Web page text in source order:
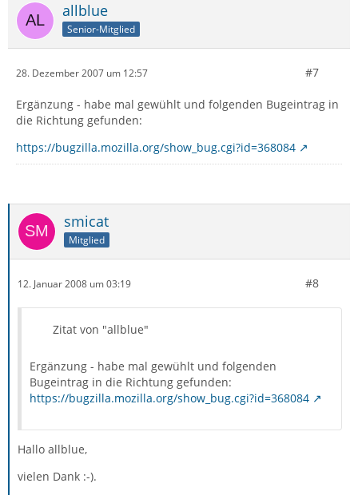
allblue
Senior-Mitglied
28. Dezember 2007 um 12:57 #7
Ergänzung - habe mal gewühlt und folgenden Bugeintrag in
die Richtung gefunden:
https://bugzilla.mozilla.org/show_bug.cgi?id=368084
smicat
Mitglied
12. Januar 2008 um 03:19 #8
Zitat von "allblue"
Ergänzung - habe mal gewühlt und folgenden
Bugeintrag in die Richtung gefunden:
https://bugzilla.mozilla.org/show_bug.cgi?id=368084
Hallo allblue,
vielen Dank :-).